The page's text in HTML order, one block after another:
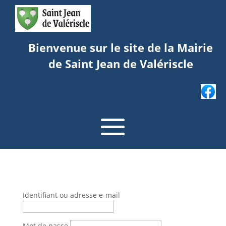
Bienvenue sur le site de la Mairie
de Saint Jean de Valériscle
Identifiant ou adresse e-mail